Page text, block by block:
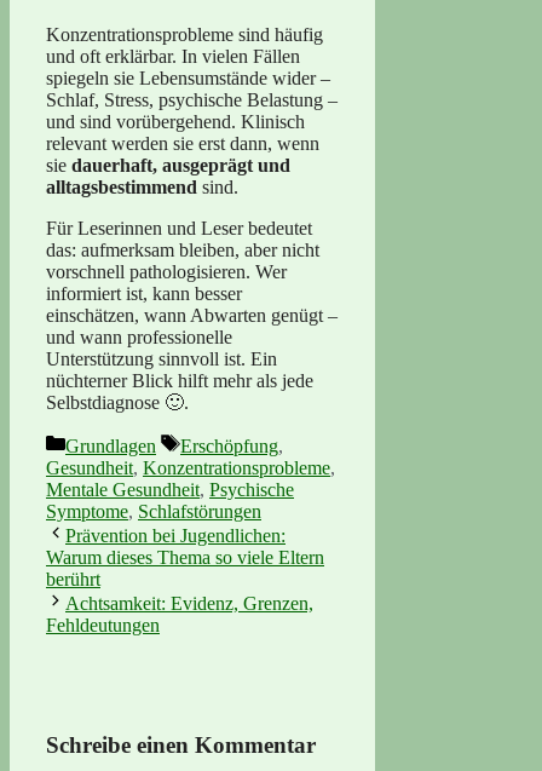
Konzentrationsprobleme sind häufig
und oft erklärbar. In vielen Fällen
spiegeln sie Lebensumstände wider –
Schlaf, Stress, psychische Belastung –
und sind vorübergehend. Klinisch
relevant werden sie erst dann, wenn
sie dauerhaft, ausgeprägt und
alltagsbestimmend sind.
Für Leserinnen und Leser bedeutet
das: aufmerksam bleiben, aber nicht
vorschnell pathologisieren. Wer
informiert ist, kann besser
einschätzen, wann Abwarten genügt –
und wann professionelle
Unterstützung sinnvoll ist. Ein
nüchterner Blick hilft mehr als jede
Selbstdiagnose 🙂.
Kategorien
Grundlagen Schlagwörter
Erschöpfung,
Gesundheit, Konzentrationsprobleme,
Mentale Gesundheit, Psychische
Symptome, Schlafstörungen
Prävention bei Jugendlichen:
Warum dieses Thema so viele Eltern
berührt
Achtsamkeit: Evidenz, Grenzen,
Fehldeutungen
Schreibe einen Kommentar